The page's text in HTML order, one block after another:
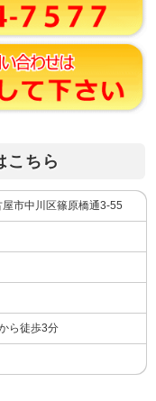
こちら
市中川区篠原橋通3-55
ら徒歩3分